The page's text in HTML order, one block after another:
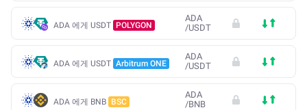
ADA 에게 USDT POLYGON
ADA
/USDT
ADA 에게 USDT Arbitrum ONE
ADA
/USDT
ADA 에게 BNB BSC
ADA
/BNB